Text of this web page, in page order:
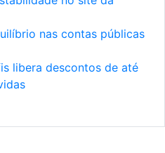
nas contas públicas
libera descontos de até